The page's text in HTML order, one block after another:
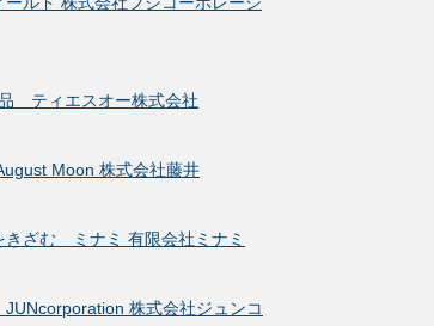
ティエスオー株式会社
Moon 株式会社藤井
きざむ ミナミ 有限会社ミナミ
株式会社ジュンコ